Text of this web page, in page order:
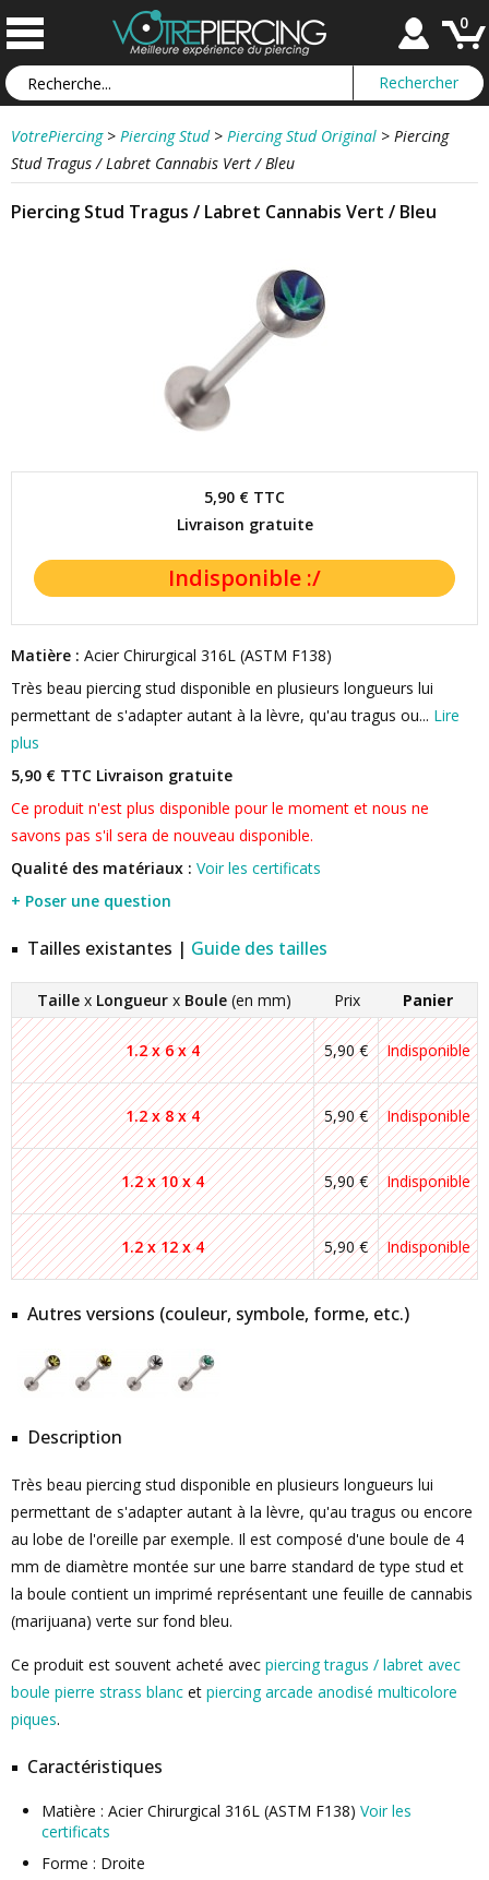
0
VotrePiercing > Piercing Stud > Piercing Stud Original > Piercing
Stud Tragus / Labret Cannabis Vert / Bleu
Piercing Stud Tragus / Labret Cannabis Vert / Bleu
5,90 € TTC
Livraison gratuite
Matière : Acier Chirurgical 316L (ASTM F138)
Très beau piercing stud disponible en plusieurs longueurs lui
permettant de s'adapter autant à la lèvre, qu'au tragus ou... Lire
plus
5,90 € TTC Livraison gratuite
Ce produit n'est plus disponible pour le moment et nous ne
savons pas s'il sera de nouveau disponible.
Qualité des matériaux : Voir les certificats
+ Poser une question
Tailles existantes | Guide des tailles
Taillex Longueurx Boule(en mm) Prix Panier
1.2 x 6 x 4 5,90 € Indisponible
1.2 x 8 x 4 5,90 € Indisponible
1.2 x 10 x 4 5,90 € Indisponible
1.2 x 12 x 4 5,90 € Indisponible
Autres versions (couleur, symbole, forme, etc.)
Description
Très beau piercing stud disponible en plusieurs longueurs lui
permettant de s'adapter autant à la lèvre, qu'au tragus ou encore
au lobe de l'oreille par exemple. Il est composé d'une boule de 4
mm de diamètre montée sur une barre standard de type stud et
la boule contient un imprimé représentant une feuille de cannabis
(marijuana) verte sur fond bleu.
Ce produit est souvent acheté avec piercing tragus / labret avec
boule pierre strass blanc et piercing arcade anodisé multicolore
piques.
Caractéristiques
Matière : Acier Chirurgical 316L (ASTM F138) Voir les
certificats
Forme : Droite